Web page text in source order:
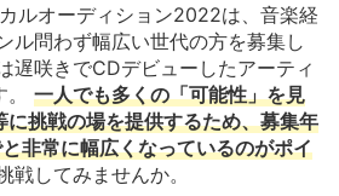
ルオーディション2022は、音楽経
ル問わず幅広い世代の方を募集し
遅咲きでCDデビューしたアーティ
一人でも多くの「可能性」を見
に挑戦の場を提供するため、募集年
非常に幅広くなっているのがポイ
戦してみませんか。